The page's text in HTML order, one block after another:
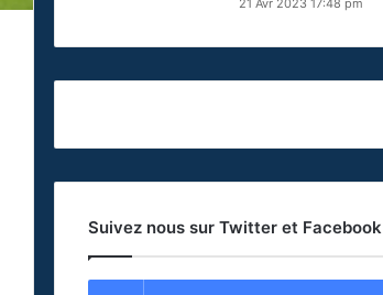
21 Avr 2023 17:48 pm
Suivez nous sur Twitter et Facebook